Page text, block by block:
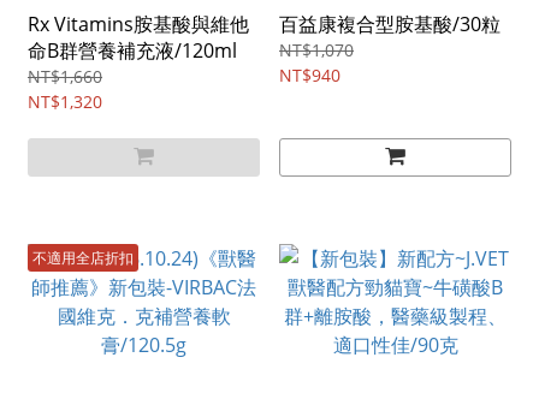
Rx Vitamins胺基酸與維他
命B群營養補充液/120ml
NT$1,660
NT$1,320
百益康複合型胺基酸/30粒
NT$1,070
NT$940
不適用全店折扣